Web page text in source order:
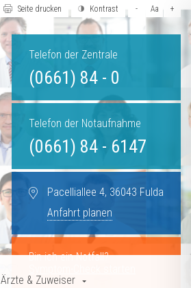
Seite drucken Kontrast - Aa +
Telefon der Zentrale
(0661) 84 - 0
Telefon der Notaufnahme
(0661) 84 - 6147
Pacelliallee 4, 36043 Fulda
Anfahrt planen
Bin ich ein Notfall?
Ärzte & Zuweiser